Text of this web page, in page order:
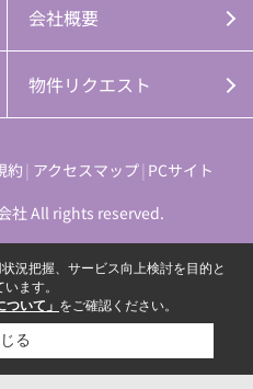
会社概要
物件リクエスト
約 アクセスマップ PCサイト
社 All rights reserved.
況把握、サービス向上検討を目的と
ます。
ついて」 をご確認ください。
る